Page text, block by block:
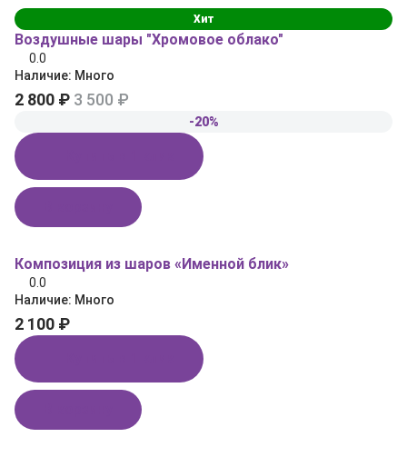
Хит
Воздушные шары "Хромовое облако"
0.0
Наличие: Много
2 800 ₽ 3 500 ₽
-20%
Композиция из шаров «Именной блик»
0.0
Наличие: Много
2 100 ₽